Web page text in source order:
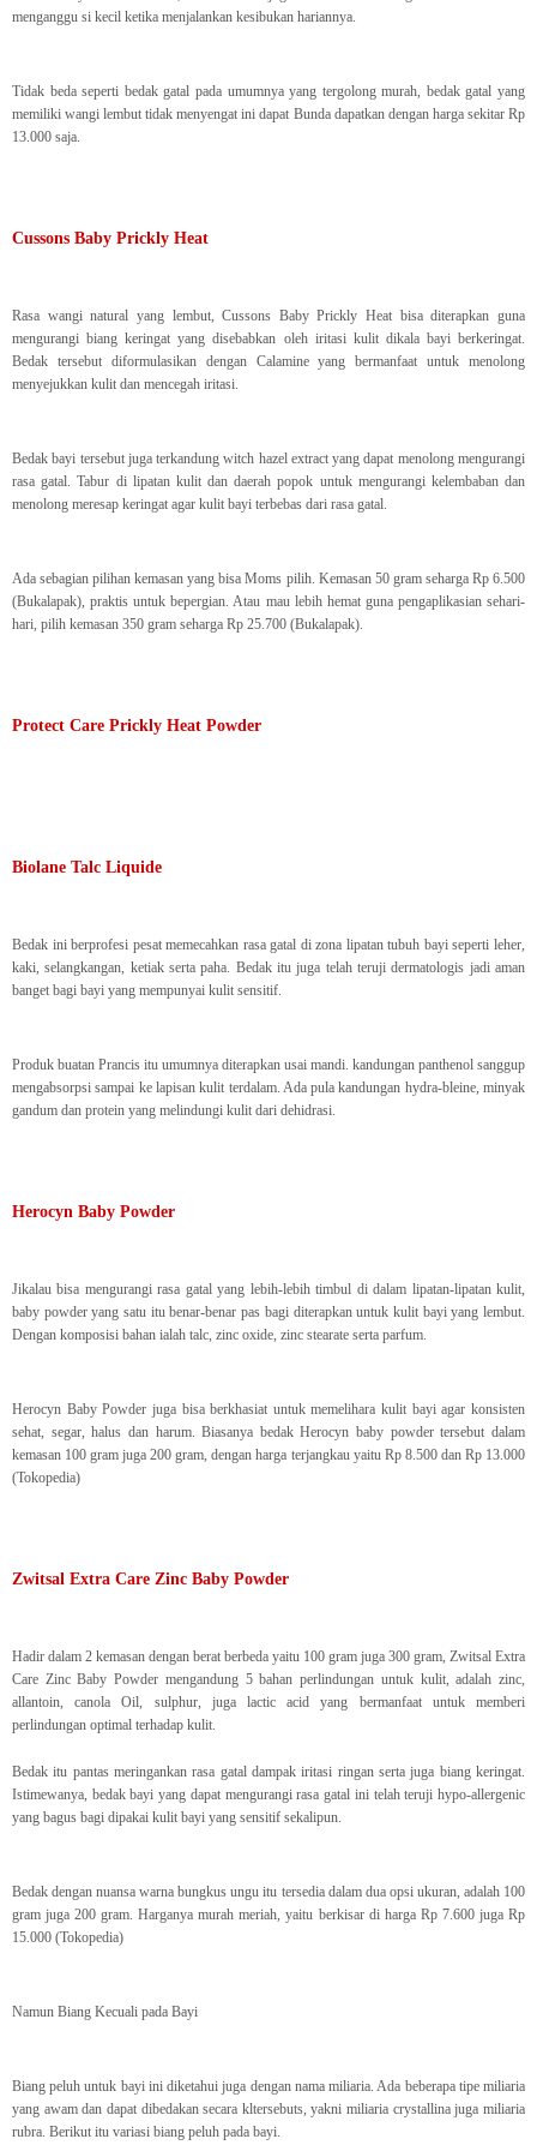
menganggu si kecil ketika menjalankan kesibukan hariannya.
Tidak beda seperti bedak gatal pada umumnya yang tergolong murah, bedak gatal yang
memiliki wangi lembut tidak menyengat ini dapat Bunda dapatkan dengan harga sekitar Rp
13.000 saja.
Cussons Baby Prickly Heat
Rasa wangi natural yang lembut, Cussons Baby Prickly Heat bisa diterapkan guna
mengurangi biang keringat yang disebabkan oleh iritasi kulit dikala bayi berkeringat.
Bedak tersebut diformulasikan dengan Calamine yang bermanfaat untuk menolong
menyejukkan kulit dan mencegah iritasi.
Bedak bayi tersebut juga terkandung witch hazel extract yang dapat menolong mengurangi
rasa gatal. Tabur di lipatan kulit dan daerah popok untuk mengurangi kelembaban dan
menolong meresap keringat agar kulit bayi terbebas dari rasa gatal.
Ada sebagian pilihan kemasan yang bisa Moms pilih. Kemasan 50 gram seharga Rp 6.500
(Bukalapak), praktis untuk bepergian. Atau mau lebih hemat guna pengaplikasian sehari-
hari, pilih kemasan 350 gram seharga Rp 25.700 (Bukalapak).
Protect Care Prickly Heat Powder
Biolane Talc Liquide
Bedak ini berprofesi pesat memecahkan rasa gatal di zona lipatan tubuh bayi seperti leher,
kaki, selangkangan, ketiak serta paha. Bedak itu juga telah teruji dermatologis jadi aman
banget bagi bayi yang mempunyai kulit sensitif.
Produk buatan Prancis itu umumnya diterapkan usai mandi. kandungan panthenol sanggup
mengabsorpsi sampai ke lapisan kulit terdalam. Ada pula kandungan hydra-bleine, minyak
gandum dan protein yang melindungi kulit dari dehidrasi.
Herocyn Baby Powder
Jikalau bisa mengurangi rasa gatal yang lebih-lebih timbul di dalam lipatan-lipatan kulit,
baby powder yang satu itu benar-benar pas bagi diterapkan untuk kulit bayi yang lembut.
Dengan komposisi bahan ialah talc, zinc oxide, zinc stearate serta parfum.
Herocyn Baby Powder juga bisa berkhasiat untuk memelihara kulit bayi agar konsisten
sehat, segar, halus dan harum. Biasanya bedak Herocyn baby powder tersebut dalam
kemasan 100 gram juga 200 gram, dengan harga terjangkau yaitu Rp 8.500 dan Rp 13.000
(Tokopedia)
Zwitsal Extra Care Zinc Baby Powder
Hadir dalam 2 kemasan dengan berat berbeda yaitu 100 gram juga 300 gram, Zwitsal Extra
Care Zinc Baby Powder mengandung 5 bahan perlindungan untuk kulit, adalah zinc,
allantoin, canola Oil, sulphur, juga lactic acid yang bermanfaat untuk memberi
perlindungan optimal terhadap kulit.
Bedak itu pantas meringankan rasa gatal dampak iritasi ringan serta juga biang keringat.
Istimewanya, bedak bayi yang dapat mengurangi rasa gatal ini telah teruji hypo-allergenic
yang bagus bagi dipakai kulit bayi yang sensitif sekalipun.
Bedak dengan nuansa warna bungkus ungu itu tersedia dalam dua opsi ukuran, adalah 100
gram juga 200 gram. Harganya murah meriah, yaitu berkisar di harga Rp 7.600 juga Rp
15.000 (Tokopedia)
Namun Biang Kecuali pada Bayi
Biang peluh untuk bayi ini diketahui juga dengan nama miliaria. Ada beberapa tipe miliaria
yang awam dan dapat dibedakan secara kltersebuts, yakni miliaria crystallina juga miliaria
rubra. Berikut itu variasi biang peluh pada bayi.